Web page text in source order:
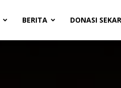
BERITA DONASI